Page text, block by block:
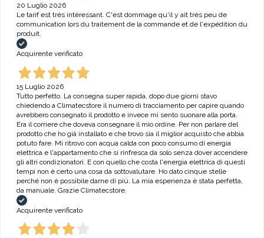
20 Luglio 2026
Le tarif est très intéressant. C'est dommage qu'il y ait très peu de
communication lors du traitement de la commande et de l'expédition du
produit.
Acquirente verificato
15 Luglio 2026
Tutto perfetto. La consegna super rapida, dopo due giorni stavo
chiedendo a Climatecstore il numero di tracciamento per capire quando
avrebbero consegnato il prodotto e invece mi sento suonare alla porta.
Era il corriere che doveva consegnare il mio ordine. Per non parlare del
prodotto che ho già installato e che trovo sia il miglior acquisto che abbia
potuto fare. Mi ritrovo con acqua calda con poco consumo di energia
elettrica e l'appartamento che si rinfresca da solo senza dover accendere
gli altri condizionatori. E con quello che costa l'energia elettrica di questi
tempi non è certo una cosa da sottovalutare. Ho dato cinque stelle
perché non è possibile darne di più. La mia esperienza è stata perfetta,
da manuale. Grazie Climatecstore.
Acquirente verificato